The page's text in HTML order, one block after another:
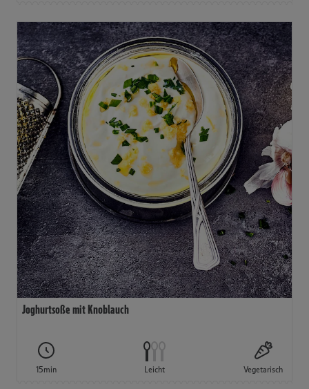
Joghurtsoße mit Knoblauch
15min Leicht Vegetarisch